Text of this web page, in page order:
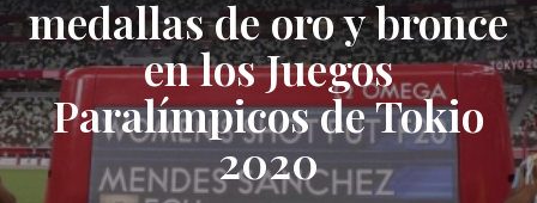
medallas de oro y bronce
en los Juegos
Paralímpicos de Tokio
2020